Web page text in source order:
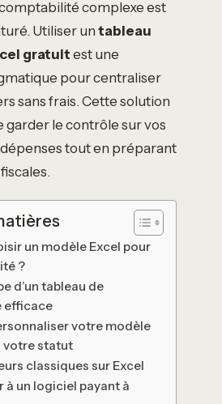
comptabilité complexe est
Utiliser un tableau
gratuit est une
pour centraliser
sans frais. Cette solution
garder le contrôle sur vos
tout en préparant
un modèle Excel pour
?
d’un tableau de
efficace
votre modèle
votre statut
classiques sur Excel
à un logiciel payant à